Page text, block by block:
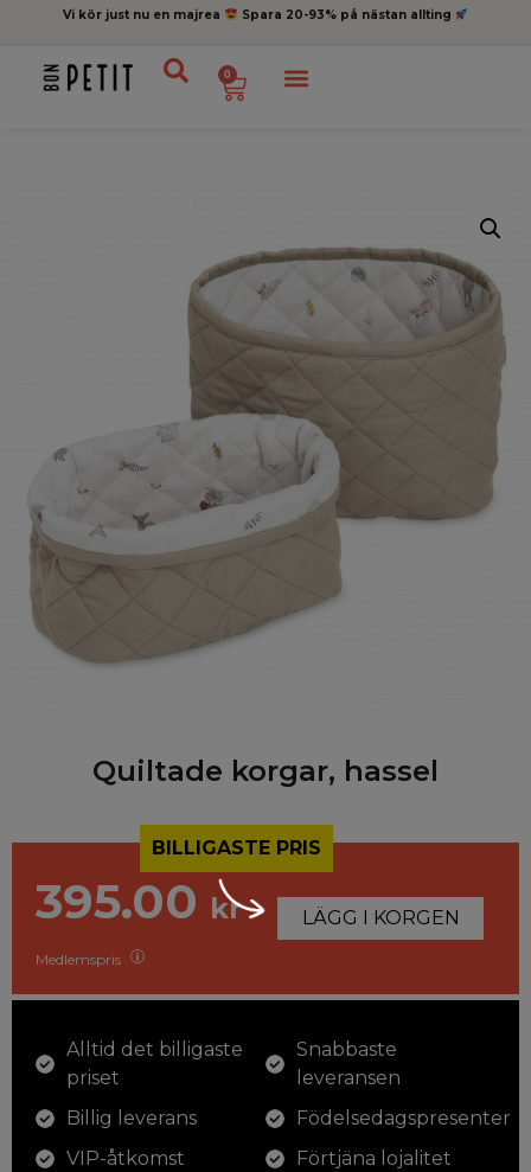
Vi kör just nu en majrea Spara 20-93% på nästan allting
0
Quiltade korgar, hassel
BILLIGASTE PRIS
395.00 kr
Medlemspris
LÄGG I KORGEN
Alltid det billigaste
priset
Billig leverans
VIP-åtkomst
Snabbaste
leveransen
Födelsedagspresenter
Förtjäna lojalitet